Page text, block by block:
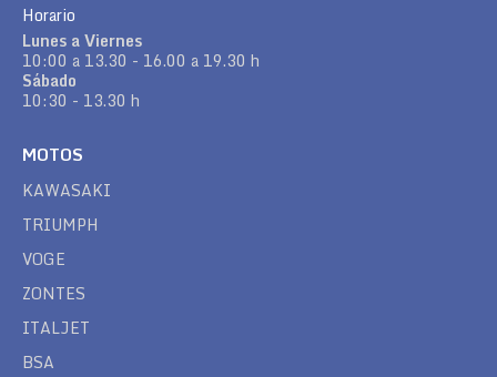
Horario
Lunes a Viernes
10:00 a 13.30 - 16.00 a 19.30 h
Sábado
10:30 - 13.30 h
MOTOS
KAWASAKI
TRIUMPH
VOGE
ZONTES
ITALJET
BSA